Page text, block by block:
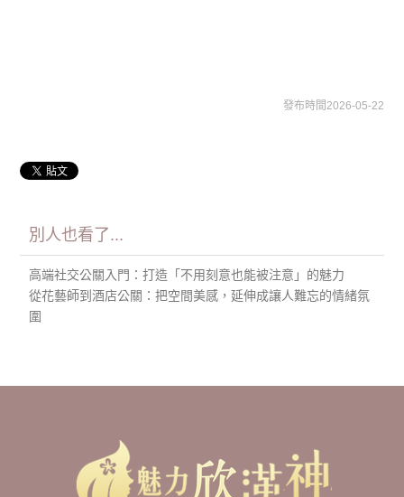
發布時間2026-05-22
別人也看了...
高端社交公關入門：打造「不用刻意也能被注意」的魅力
從花藝師到酒店公關：把空間美感，延伸成讓人難忘的情緒氛
圍